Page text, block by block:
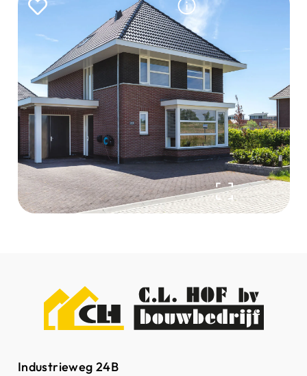
Industrieweg 24B